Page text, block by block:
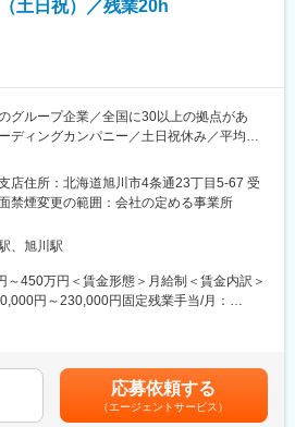
安：2泊3日～3泊4日程（頻度：週1回）
充実したOJT研修を実施しているため、未
ご就業いただけます。
用後もご本人の希望を鑑み実施しており、
結するよう調整しています。
ド国内No1シェアを有するパラマウントベ
のベッド市場で国内において約7割の業界
でも高いシェアを獲得しています。
土日祝）／残業20h
グループ企業／全国に30以上の拠点があ
ディングカンパニー／土日祝休み／平均残
対象とした動物用医薬品、飼料の提案営業
トの暮らしに貢献するやりがいのある仕事
物病院への定期訪問・情報提供 ■動物用医
等の提案・販売 ■受発注・見積書作成など
作業 ■他の業界・異業種からの入社事例も
薬品・機器、サプリメント、フードなどの
産農家向けの飼料や消毒資材など
店住所：北海道旭川市4条通23丁目5-67 受
禁煙変更の範囲：会社の定める事業所
、旭川駅
～450万円＜賃金形態＞月給制＜賃金内訳＞
円～230,000円固定残業手当/月：
支給 固定残業代の時間：20時間/月 賞
２回（6月、12月支給 合計5.15ヶ月） ※初
により独自計算の上で支給となります。賃
応募依頼する
（エージェントサービス）